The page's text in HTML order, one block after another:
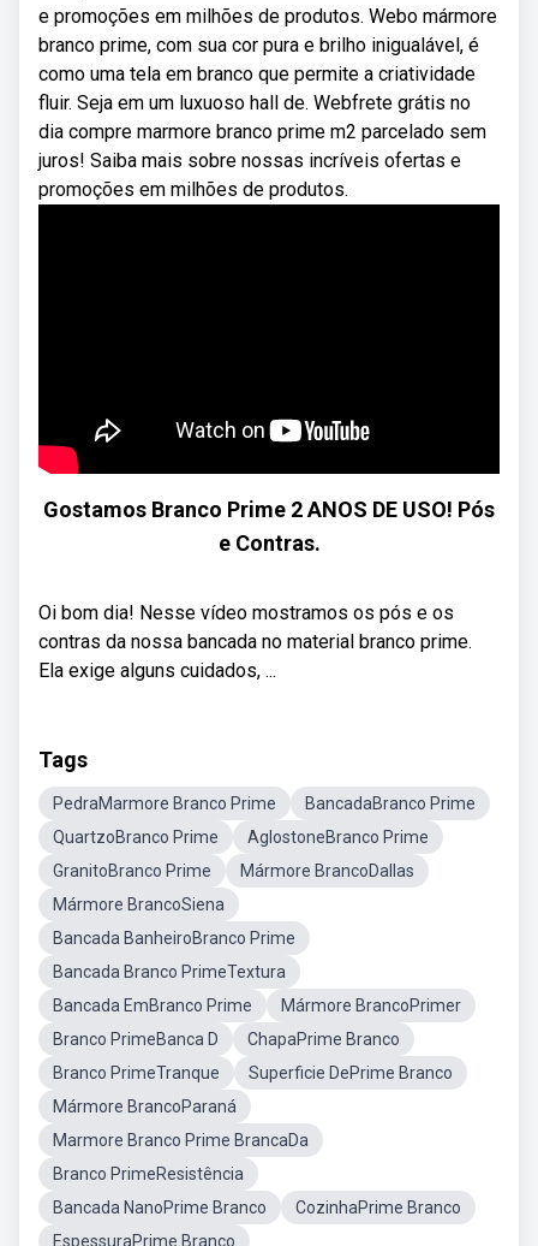
e promoções em milhões de produtos. Webo mármore
branco prime, com sua cor pura e brilho inigualável, é
como uma tela em branco que permite a criatividade
fluir. Seja em um luxuoso hall de. Webfrete grátis no
dia compre marmore branco prime m2 parcelado sem
juros! Saiba mais sobre nossas incríveis ofertas e
promoções em milhões de produtos.
Gostamos Branco Prime 2 ANOS DE USO! Pós
e Contras.
Oi bom dia! Nesse vídeo mostramos os pós e os
contras da nossa bancada no material branco prime.
Ela exige alguns cuidados, ...
Tags
PedraMarmore Branco Prime
BancadaBranco Prime
QuartzoBranco Prime
AglostoneBranco Prime
GranitoBranco Prime
Mármore BrancoDallas
Mármore BrancoSiena
Bancada BanheiroBranco Prime
Bancada Branco PrimeTextura
Bancada EmBranco Prime
Mármore BrancoPrimer
Branco PrimeBanca D
ChapaPrime Branco
Branco PrimeTranque
Superficie DePrime Branco
Mármore BrancoParaná
Marmore Branco Prime BrancaDa
Branco PrimeResistência
Bancada NanoPrime Branco
CozinhaPrime Branco
EspessuraPrime Branco